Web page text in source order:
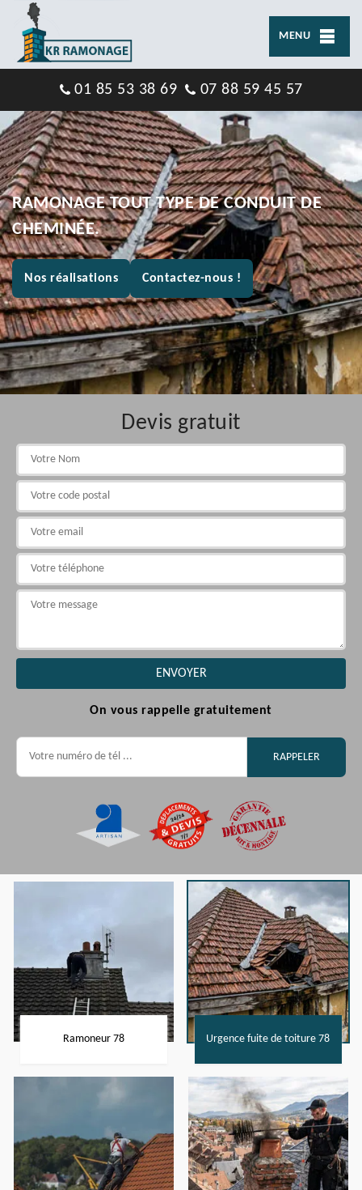
MENU
01 85 53 38 69 07 88 59 45 57
RAMONAGE TOUT TYPE DE CONDUIT DE
CHEMINÉE.
Nos réalisations Contactez-nous !
Devis gratuit
On vous rappelle gratuitement
Ramoneur 78 Urgence fuite de toiture 78